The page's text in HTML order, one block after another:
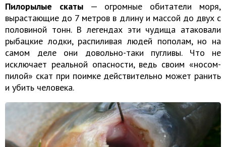
Пилорылые скаты— огромные обитатели моря,
вырастающие до 7 метров в длину и массой до двух с
половиной тонн. В легендах эти чудища атаковали
рыбацкие лодки, распиливая людей пополам, но на
самом деле они довольно-таки пугливы. Что не
исключает реальной опасности, ведь своим «носом-
пилой» скат при поимке действительно может ранить
и убить человека.